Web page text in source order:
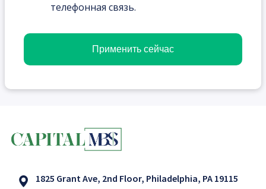
телефонная связь.
Применить сейчас
1825 Grant Ave, 2nd Floor, Philadelphia, PA 19115